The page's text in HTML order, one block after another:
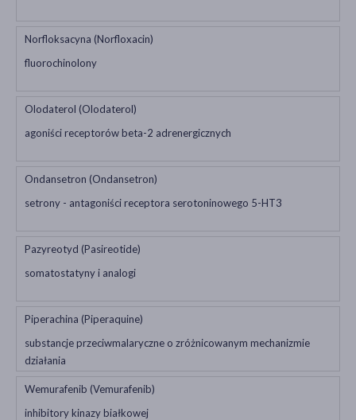
Norfloksacyna (Norfloxacin)
fluorochinolony
Olodaterol (Olodaterol)
agoniści receptorów beta-2 adrenergicznych
Ondansetron (Ondansetron)
setrony - antagoniści receptora serotoninowego 5-HT3
Pazyreotyd (Pasireotide)
somatostatyny i analogi
Piperachina (Piperaquine)
substancje przeciwmalaryczne o zróżnicowanym mechanizmie
działania
Wemurafenib (Vemurafenib)
inhibitory kinazy białkowej